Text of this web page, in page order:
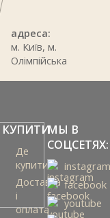
адреса:
м. Київ, м.
Олімпійська
КУПИТИ
Де
купити
Доставка
і
оплата
МЫ В
СОЦСЕТЯХ:
instagram
facebook
youtube